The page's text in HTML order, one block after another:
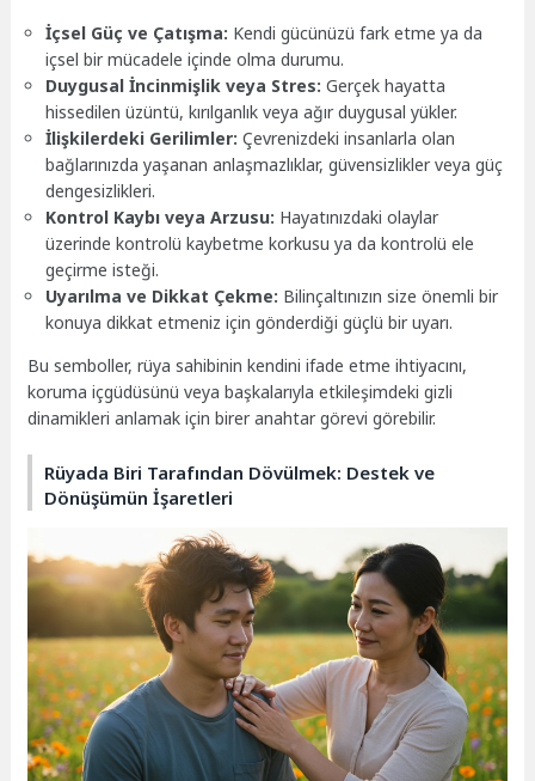
İçsel Güç ve Çatışma: Kendi gücünüzü fark etme ya da
içsel bir mücadele içinde olma durumu.
Duygusal İncinmişlik veya Stres: Gerçek hayatta
hissedilen üzüntü, kırılganlık veya ağır duygusal yükler.
İlişkilerdeki Gerilimler: Çevrenizdeki insanlarla olan
bağlarınızda yaşanan anlaşmazlıklar, güvensizlikler veya güç
dengesizlikleri.
Kontrol Kaybı veya Arzusu: Hayatınızdaki olaylar
üzerinde kontrolü kaybetme korkusu ya da kontrolü ele
geçirme isteği.
Uyarılma ve Dikkat Çekme: Bilinçaltınızın size önemli bir
konuya dikkat etmeniz için gönderdiği güçlü bir uyarı.
Bu semboller, rüya sahibinin kendini ifade etme ihtiyacını,
koruma içgüdüsünü veya başkalarıyla etkileşimdeki gizli
dinamikleri anlamak için birer anahtar görevi görebilir.
Rüyada Biri Tarafından Dövülmek: Destek ve
Dönüşümün İşaretleri